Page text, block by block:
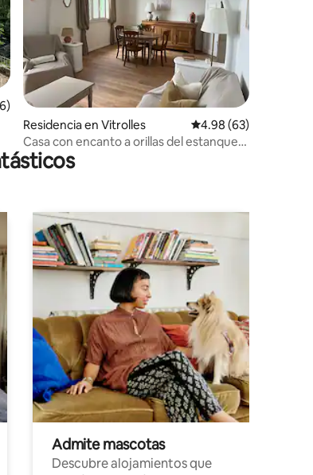
promedio: 4.88 de 5; 16 evaluaciones
Residencia en Vitrolles Calificación
4.98 (63)
Casa con encanto a orillas del estanque
con vistas
Admite mascotas
Descubre alojamientos que